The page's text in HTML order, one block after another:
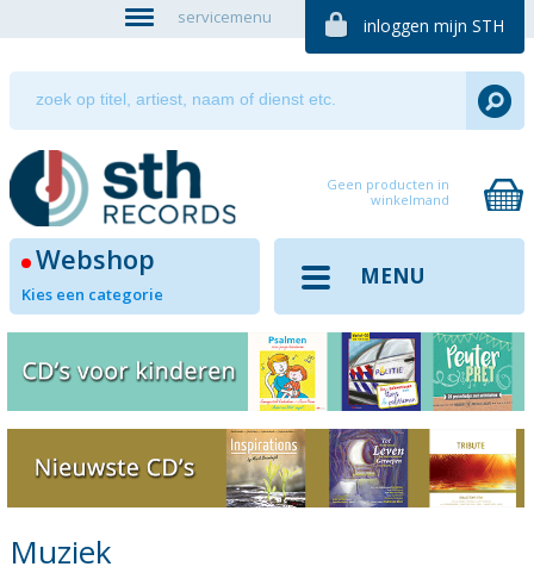
servicemenu inloggen mijn STH
Geen producten in
winkelmand
Webshop
Kies een categorie
MENU
Muziek